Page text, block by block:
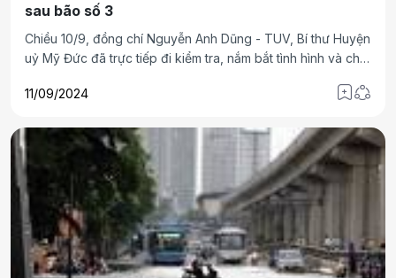
sau bão số 3
Chiều 10/9, đồng chí Nguyễn Anh Dũng - TUV, Bí thư Huyện
uỷ Mỹ Đức đã trực tiếp đi kiểm tra, nắm bắt tình hình và chỉ
xã Hợp Tiến, Hợp Thanh, An Phú là những địa phương có
phương tập trung cao độ và huy động cả hệ thống chính trị
khắc phục hậu quả của cơn bão số 3 một cách nhanh nhất
và hiệu quả nhất, đồng chí cũng nêu lên một số tình huống
về công tác ứng phó khi nước lũ đổ về sau bão.
11/09/2024